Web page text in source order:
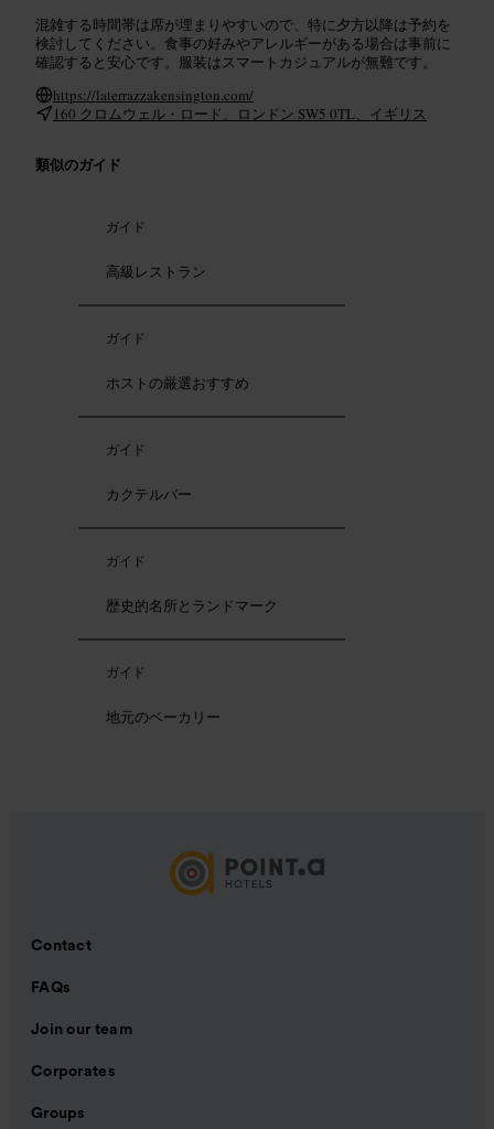
混雑する時間帯は席が埋まりやすいので、特に夕方以降は予約を
検討してください。食事の好みやアレルギーがある場合は事前に
確認すると安心です。服装はスマートカジュアルが無難です。
https://laterrazzakensington.com/
160 クロムウェル・ロード、ロンドン SW5 0TL、イギリス
類似のガイド
ガイド
高級レストラン
ガイド
ホストの厳選おすすめ
ガイド
カクテルバー
ガイド
歴史的名所とランドマーク
ガイド
地元のベーカリー
Contact
FAQs
Join our team
Corporates
Groups